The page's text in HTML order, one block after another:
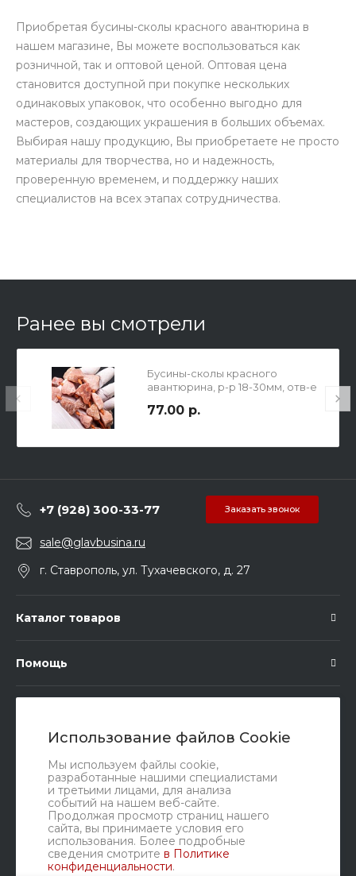
Использование файлов Cookie
Мы используем файлы cookie,
разработанные нашими специалистами
и третьими лицами, для анализа
событий на нашем веб-сайте.
Продолжая просмотр страниц нашего
сайта, вы принимаете условия его
использования. Более подробные
сведения смотрите в Политике
конфиденциальности.
Приобретая бусины-сколы красного авантюрина в
нашем магазине, Вы можете воспользоваться как
розничной, так и оптовой ценой. Оптовая цена
становится доступной при покупке нескольких
одинаковых упаковок, что особенно выгодно для
мастеров, создающих украшения в больших объемах.
Выбирая нашу продукцию, Вы приобретаете не просто
материалы для творчества, но и надежность,
проверенную временем, и поддержку наших
специалистов на всех этапах сотрудничества.
Ранее вы смотрели
Бусины-сколы красного
авантюрина, р-р 18-30мм, отв-е
77.00 р.
+7 (928) 300-33-77 Заказать звонок
sale@glavbusina.ru
г. Ставрополь, ул. Тухачевского, д. 27
Каталог товаров
Помощь
Мы в соц. сетях